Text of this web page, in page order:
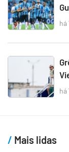
há
há
Mais lidas